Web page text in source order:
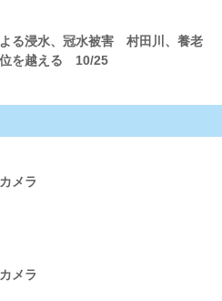
る浸水、冠水被害 村田川、養老
位を越える 10/25
メラ
メラ